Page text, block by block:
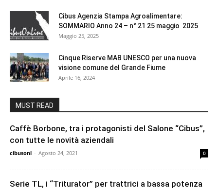
Cibus Agenzia Stampa Agroalimentare:
SOMMARIO Anno 24 – n° 21 25 maggio 2025
Maggio 25, 2025
Cinque Riserve MAB UNESCO per una nuova
visione comune del Grande Fiume
Aprile 16, 2024
MUST READ
Caffè Borbone, tra i protagonisti del Salone “Cibus”,
con tutte le novità aziendali
cibusonl - Agosto 24, 2021 0
Serie TL, i “Triturator” per trattrici a bassa potenza